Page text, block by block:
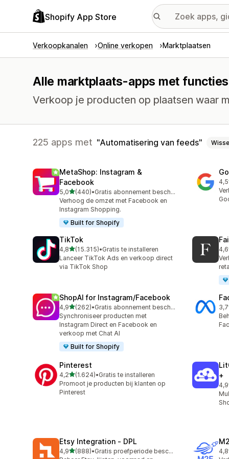
Shopify App Store
Verkoopkanalen Online verkopen Marktplaatsen
Alle marktplaats-apps met
Verkoop je producten op plaatsen waar
225 apps met Automatisering van feeds
MetaShop: Instagram &
Facebook
5,0van 5 sterren
(440)
440 recensies in totaal
•
Gratis abonnement beschikbaar
Verhoog de omzet met Facebook en
Instagram Shopping.
Built for Shopify
4,5
TikTok
4,8van 5 sterren
(15.315)
15315 recensies in totaal
•Gratis te installeren
Lanceer TikTok Ads en verkoop direct
via TikTok Shop
4,6
ShopAI for Instagram/Facebook
4,9van 5 sterren
(262)
262 recensies in totaal
•
Gratis abonnement beschikbaar
Synchroniseer producten met
Instagram Direct en Facebook en
verkoop met Chat AI
Built for Shopify
3,7
Pinterest
4,2van 5 sterren
(1.624)
1624 recensies in totaal
•Gratis te installeren
Promoot je producten bij klanten op
Pinterest
+
4,9
Etsy Integration ‑ DPL
4,9van 5 sterren
(888)
888 recensies in totaal
•
Gratis proefperiode beschikbaar
4,8
29